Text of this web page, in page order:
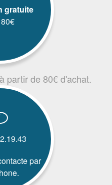
gratuite
partir de 80€ d'achat.
par